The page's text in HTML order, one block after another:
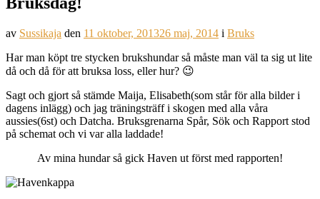
av Sussikaja den 11 oktober, 201326 maj, 2014 i Bruks
Har man köpt tre stycken brukshundar så måste man väl ta sig ut lite
då och då för att bruksa loss, eller hur? 😉
Sagt och gjort så stämde Maija, Elisabeth(som står för alla bilder i
dagens inlägg) och jag träningsträff i skogen med alla våra
aussies(6st) och Datcha. Bruksgrenarna Spår, Sök och Rapport stod
på schemat och vi var alla laddade!
Av mina hundar så gick Haven ut först med rapporten!